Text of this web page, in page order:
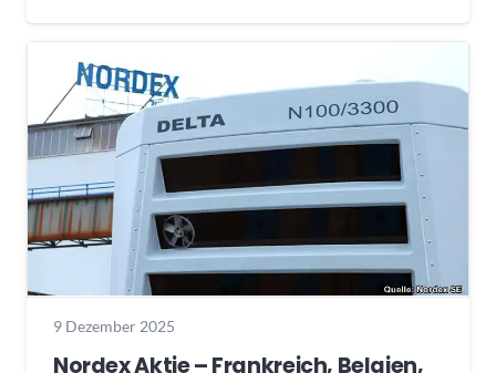
9 Dezember 2025
Nordex Aktie – Frankreich, Belgien,